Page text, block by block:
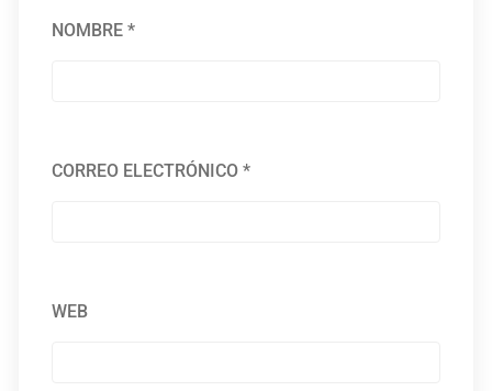
NOMBRE*
CORREO ELECTRÓNICO*
WEB